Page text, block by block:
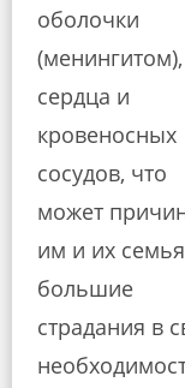
оболочки
(менингитом),
сердца и
кровеносных
сосудов, что
может
им и их
большие
страдания в